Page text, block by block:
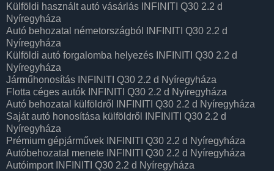
Külföldi használt autó vásárlás INFINITI Q30 2.2 d
Nyíregyháza
Autó behozatal németországból INFINITI Q30 2.2 d
Nyíregyháza
Külföldi autó forgalomba helyezés INFINITI Q30 2.2 d
Nyíregyháza
Járműhonosítás INFINITI Q30 2.2 d Nyíregyháza
Flotta céges autók INFINITI Q30 2.2 d Nyíregyháza
Autó behozatal külföldről INFINITI Q30 2.2 d Nyíregyháza
Saját autó honosítása külföldről INFINITI Q30 2.2 d
Nyíregyháza
Prémium gépjárművek INFINITI Q30 2.2 d Nyíregyháza
Autóbehozatal menete INFINITI Q30 2.2 d Nyíregyháza
Autóimport INFINITI Q30 2.2 d Nyíregyháza